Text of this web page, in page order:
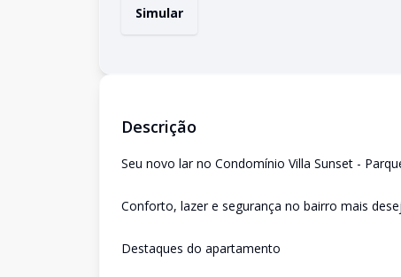
Simular
Descrição
Seu novo lar no Condomínio Villa Sunset -
Conforto, lazer e segurança no bairro mais
Destaques do apartamento